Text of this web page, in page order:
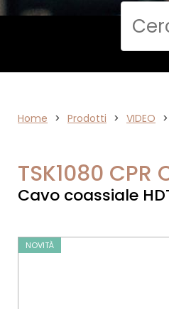
VIDEO
Cerca
Home > Prodotti > VIDEO >
TSK1080 CPR
Cavo coassiale
NOVITÀ